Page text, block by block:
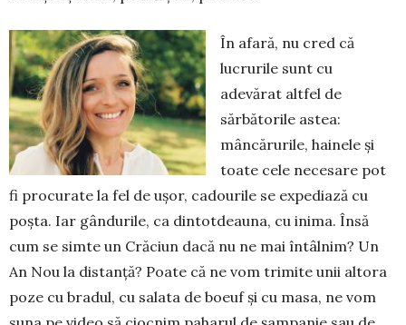
În afară, nu cred că
lucrurile sunt cu
adevărat altfel de
sărbătorile astea:
mâncărurile, hainele și
toate cele necesare pot
fi procurate la fel de ușor, cadourile se ex­pediază cu
poșta. Iar gândurile, ca din­totdeauna, cu inima. Însă
cum se simte un Crăciun dacă nu ne mai întâlnim? Un
An Nou la distanță? Poa­te că ne vom trimite unii altora
poze cu bradul, cu salata de boeuf și cu masa, ne vom